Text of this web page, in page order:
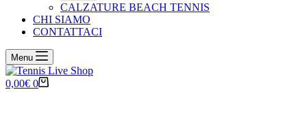
CALZATURE BEACH TENNIS
CHI SIAMO
CONTATTACI
Menu
Carrello
0,00€ 0